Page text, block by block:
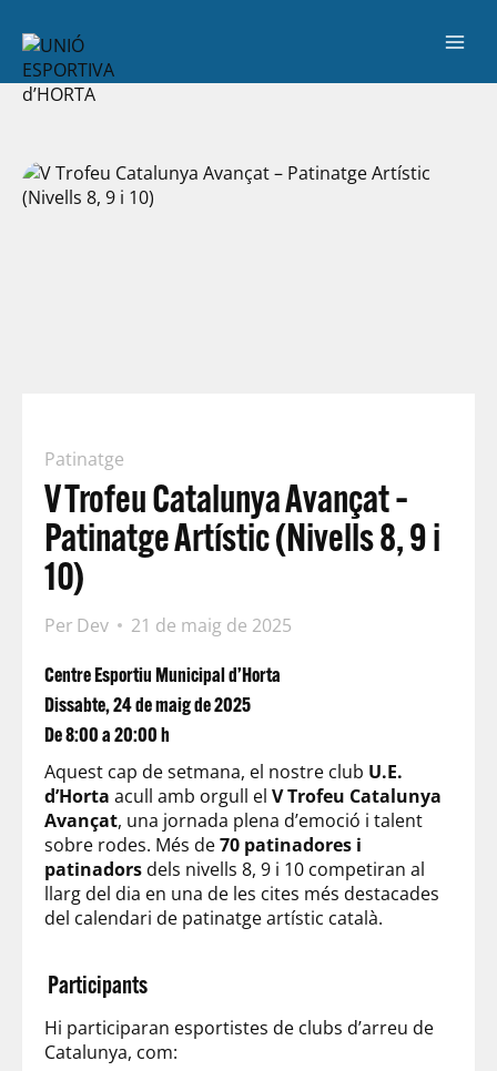
Patinatge
V Trofeu Catalunya Avançat –
Patinatge Artístic (Nivells 8, 9 i
10)
Per Dev 21 de maig de 2025
Centre Esportiu Municipal d’Horta
Dissabte, 24 de maig de 2025
De 8:00 a 20:00 h
Aquest cap de setmana, el nostre club U.E.
d’Horta acull amb orgull el V Trofeu Catalunya
Avançat, una jornada plena d’emoció i talent
sobre rodes. Més de70 patinadores i
patinadors dels nivells 8, 9 i 10 competiran al
llarg del dia en una de les cites més destacades
del calendari de patinatge artístic català.
Participants
Hi participaran esportistes de clubs d’arreu de
Catalunya, com: